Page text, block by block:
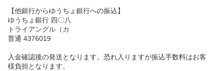
【他銀行からゆうちょ銀行への振込】
ゆうちょ銀行 四〇八
トライアングル（カ
普通 4376019
入金確認後の発送となります。恐れ入りますが振込手数料はお客
様負担となります。